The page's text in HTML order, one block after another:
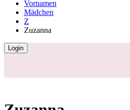
Vornamen
Mädchen
Z
Zuzanna